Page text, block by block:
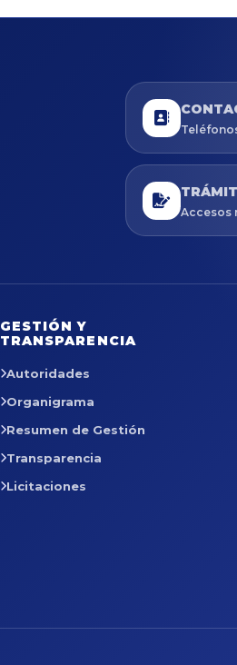
Accesos
GESTIÓN Y
TRANSPARENCIA
Autoridades
Organigrama
Resumen de Gestión
Transparencia
Licitaciones